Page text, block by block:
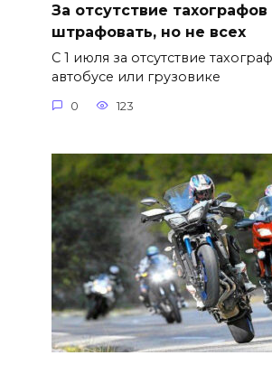
За отсутствие тахографов
штрафовать, но не всех
С 1 июля за отсутствие
автобусе или грузовике
0 123